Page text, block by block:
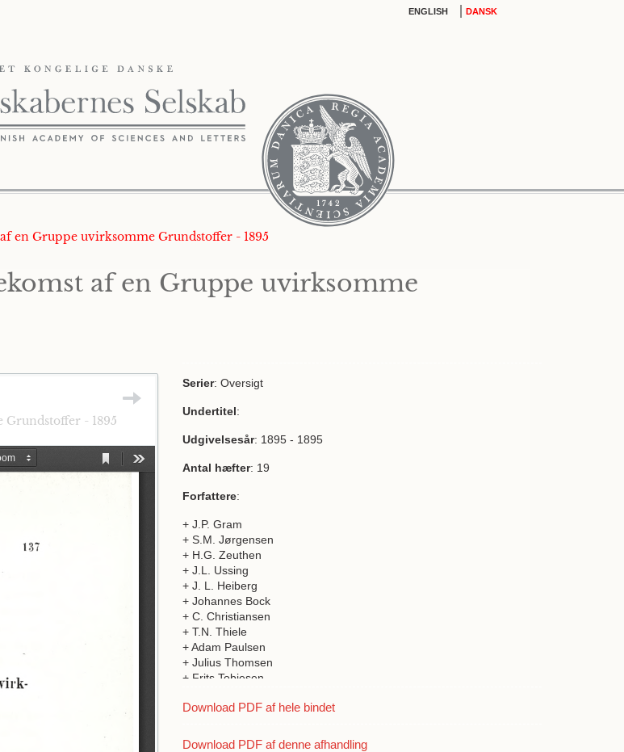
ENGLISH DANSK
en Gruppe uvirksomme Grundstoffer - 1895
af en Gruppe uvirksomme
- 1895
Serier: Oversigt
Undertitel:
Udgivelsesår: 1895 - 1895
Antal hæfter: 19
Forfattere:
+ J.P. Gram
+ S.M. Jørgensen
+ H.G. Zeuthen
+ J.L. Ussing
+ J. L. Heiberg
+ Johannes Bock
+ C. Christiansen
+ T.N. Thiele
+ Adam Paulsen
+ Julius Thomsen
+ Frits Tobiesen
+ G. H. Zeuthen
+ Joh. Lange
Download PDF af hele bindet
Download PDF af denne afhandling